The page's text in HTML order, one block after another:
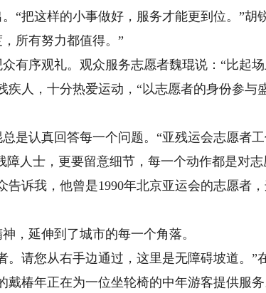
“把这样的小事做好，服务才能更到位。”胡
所有努力都值得。”
序观礼。观众服务志愿者魏琨说：“比起场
疾人，十分热爱运动，“以志愿者的身份参与
认真回答每一个问题。“亚残运会志愿者工
障人士，更要留意细节，每一个动作都是对
告诉我，他曾是1990年北京亚运会的志愿者
延伸到了城市的每一个角落。
请您从右手边通过，这里是无障碍坡道。”
戴椿年正在为一位坐轮椅的中年游客提供服